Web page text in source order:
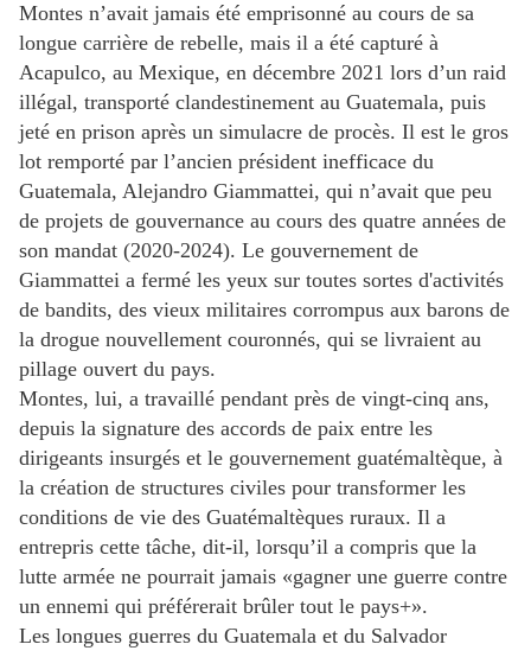
Montes n’avait jamais été emprisonné au cours de sa
longue carrière de rebelle, mais il a été capturé à
Acapulco, au Mexique, en décembre 2021 lors d’un raid
illégal, transporté clandestinement au Guatemala, puis
jeté en prison après un simulacre de procès. Il est le gros
lot remporté par l’ancien président inefficace du
Guatemala, Alejandro Giammattei, qui n’avait que peu
de projets de gouvernance au cours des quatre années de
son mandat (2020-2024). Le gouvernement de
Giammattei a fermé les yeux sur toutes sortes d'activités
de bandits, des vieux militaires corrompus aux barons de
la drogue nouvellement couronnés, qui se livraient au
pillage ouvert du pays.
Montes, lui, a travaillé pendant près de vingt-cinq ans,
depuis la signature des accords de paix entre les
dirigeants insurgés et le gouvernement guatémaltèque, à
la création de structures civiles pour transformer les
conditions de vie des Guatémaltèques ruraux. Il a
entrepris cette tâche, dit-il, lorsqu’il a compris que la
lutte armée ne pourrait jamais «gagner une guerre contre
un ennemi qui préférerait brûler tout le pays+».
Les longues guerres du Guatemala et du Salvador